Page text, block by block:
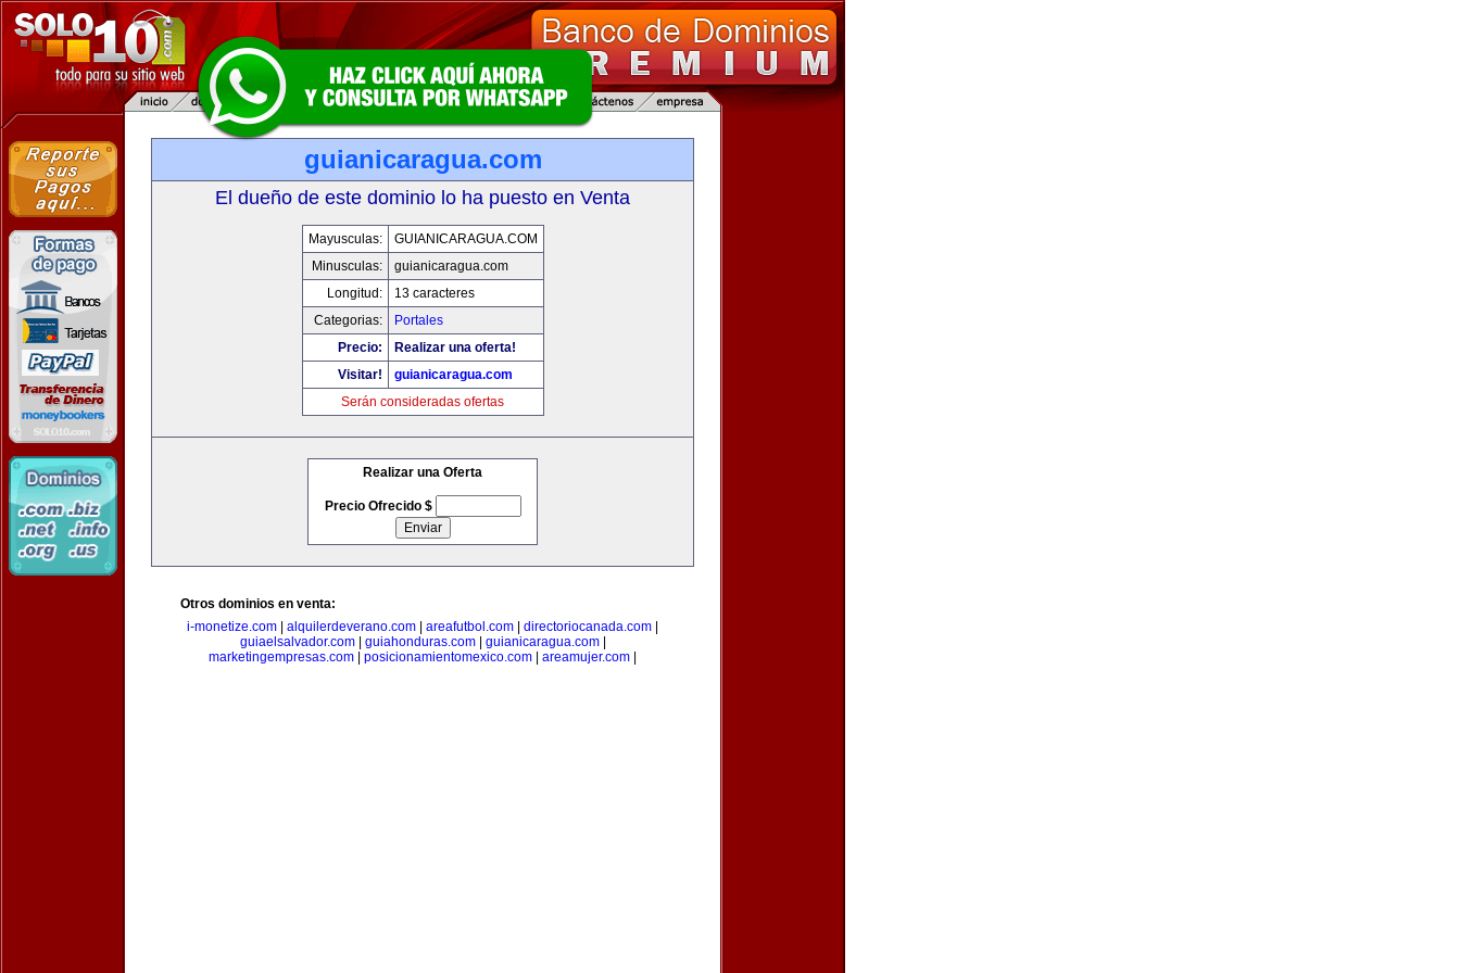
guianicaragua.com
El dueño de este dominio lo ha puesto en Venta
Mayusculas:
GUIANICARAGUA.COM
Minusculas:
guianicaragua.com
Longitud:
13 caracteres
Categorias:
Portales
Precio:
Realizar una oferta!
Visitar!
guianicaragua.com
Serán consideradas ofertas
Realizar una Oferta
Precio Ofrecido $
Otros dominios en venta:
i-monetize.com
alquilerdeverano.com areafutbol.com directoriocanada.com
guiaelsalvador.com| guiahonduras.com| guianicaragua.com|
marketingempresas.com
posicionamientomexico.com areamujer.com